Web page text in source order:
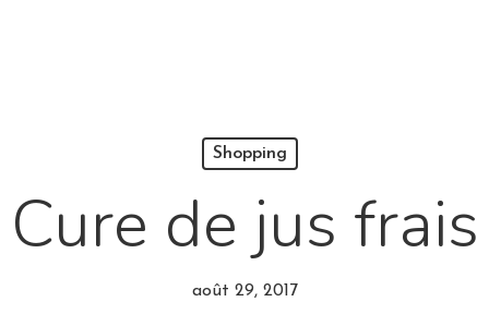
Shopping
Cure de jus frais
août 29, 2017